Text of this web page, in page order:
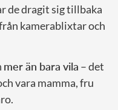
de dragit sig tillbaka
kamerablixtar och
mer än bara vila – det
vara mamma, fru